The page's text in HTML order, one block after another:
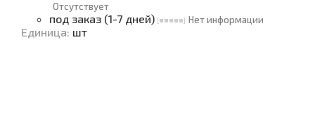
Отсутствует
под заказ (1-7 дней) Нет информации
Единица: шт